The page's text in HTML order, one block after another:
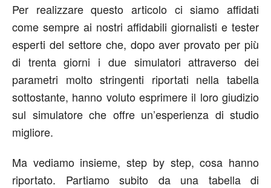
Per realizzare questo articolo ci siamo affidati
come sempre ai nostri affidabili giornalisti e tester
esperti del settore che, dopo aver provato per più
di trenta giorni i due simulatori attraverso dei
parametri molto stringenti riportati nella tabella
sottostante, hanno voluto esprimere il loro giudizio
sul simulatore che offre un’esperienza di studio
migliore.
Ma vediamo insieme, step by step, cosa hanno
riportato. Partiamo subito da una tabella di